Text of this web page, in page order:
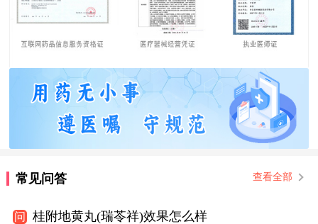
常见问答 查看全部
问 桂附地黄丸(瑞苓祥)效果怎么样